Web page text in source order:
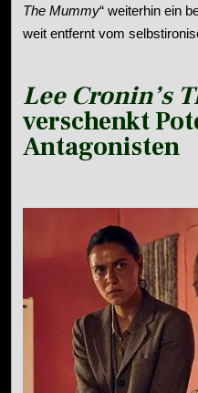
The Mummy“ weiterhin ein
weit entfernt vom
Lee Cronin’s
verschenkt
Antagonisten